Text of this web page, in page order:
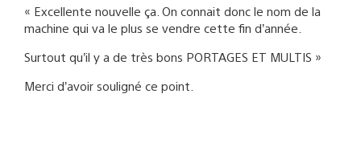
« Excellente nouvelle ça. On connait donc le nom de la
machine qui va le plus se vendre cette fin d’année.
Surtout qu’il y a de très bons PORTAGES ET MULTIS »
Merci d’avoir souligné ce point.